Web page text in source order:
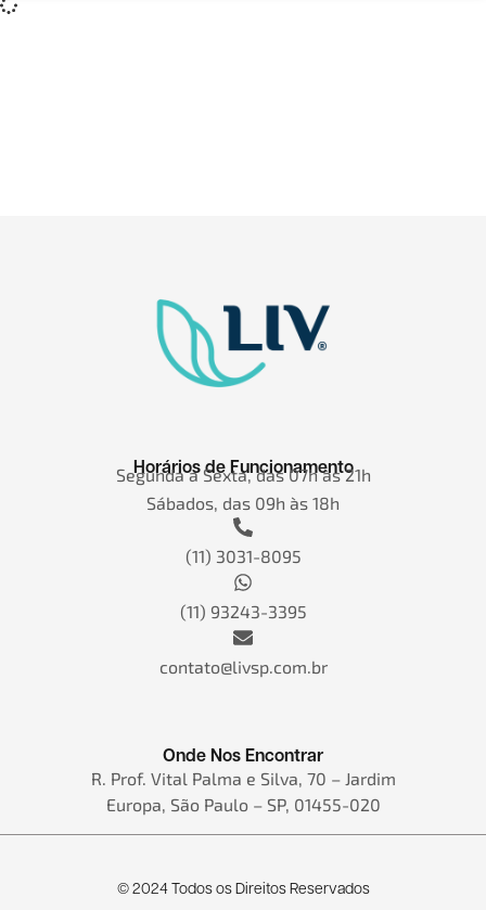
Horários de Funcionamento
Segunda a Sexta, das 07h às 21h
Sábados, das 09h às 18h
(11) 3031-8095
(11) 93243-3395
contato@livsp.com.br
Onde Nos Encontrar
R. Prof. Vital Palma e Silva, 70 – Jardim
Europa, São Paulo – SP, 01455-020
© 2024 Todos os Direitos Reservados